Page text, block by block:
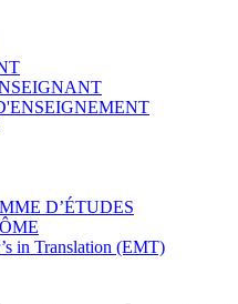
D’ÉTUDES
in Translation (EMT)